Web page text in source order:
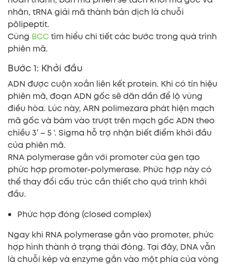
nhân, tRNA giải mã thành bản dịch là chuỗi
pôlipeptit.
Cùng BCCtìm hiểu chi tiết các bước trong quá trình
phiên mã.
Bước 1: Khởi đầu
ADN được cuộn xoắn liên kết protein. Khi có tín hiệu
phiên mã, đoạn ADN gốc sẽ dãn dần để lộ vùng
điều hòa. Lúc này, ARN polimezara phát hiện mạch
mã gốc và bám vào trượt trên mạch gốc ADN theo
chiều 3′ – 5 ‘. Sigma hỗ trợ nhận biết điểm khởi đầu
của phiên mã.
RNA polymerase gắn với promoter của gen tạo
phức hợp promoter-polymerase. Phức hợp này có
thể thay đổi cấu trúc cần thiết cho quá trình khởi
đầu.
Phức hợp đóng (closed complex)
Ngay khi RNA polymerase gắn vào promoter, phức
hợp hình thành ở trạng thái đóng. Tại đây, DNA vẫn
là chuỗi kép và enzyme gắn vào một phía của vòng